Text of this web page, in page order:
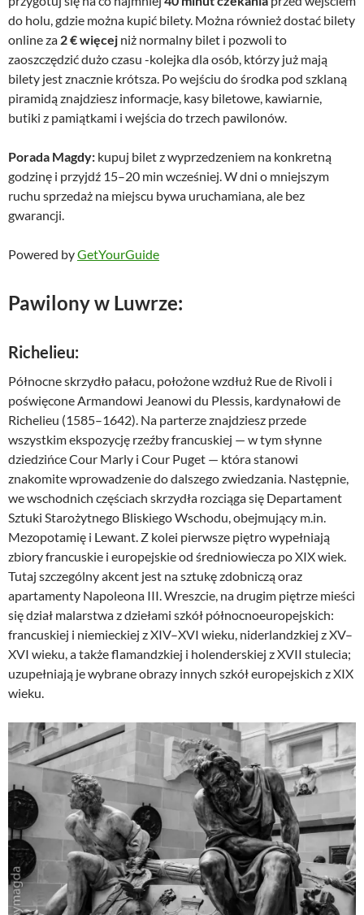
do holu, gdzie można kupić bilety. Można również dostać bilety
online za 2 € więcej niż normalny bilet i pozwoli to
zaoszczędzić dużo czasu -kolejka dla osób, którzy już mają
bilety jest znacznie krótsza. Po wejściu do środka pod szklaną
piramidą znajdziesz informacje, kasy biletowe, kawiarnie,
butiki z pamiątkami i wejścia do trzech pawilonów.
Porada Magdy: kupuj bilet z wyprzedzeniem na konkretną
godzinę i przyjdź 15–20 min wcześniej. W dni o mniejszym
ruchu sprzedaż na miejscu bywa uruchamiana, ale bez
gwarancji.
Powered byGetYourGuide
Pawilony w Luwrze:
Richelieu:
Północne skrzydło pałacu, położone wzdłuż Rue de Rivoli i
poświęcone Armandowi Jeanowi du Plessis, kardynałowi de
Richelieu (1585–1642). Na parterze znajdziesz przede
wszystkim ekspozycję rzeźby francuskiej — w tym słynne
dziedzińce Cour Marly i Cour Puget — która stanowi
znakomite wprowadzenie do dalszego zwiedzania. Następnie,
we wschodnich częściach skrzydła rozciąga się Departament
Sztuki Starożytnego Bliskiego Wschodu, obejmujący m.in.
Mezopotamię i Lewant. Z kolei pierwsze piętro wypełniają
zbiory francuskie i europejskie od średniowiecza po XIX wiek.
Tutaj szczególny akcent jest na sztukę zdobniczą oraz
apartamenty Napoleona III. Wreszcie, na drugim piętrze mieści
się dział malarstwa z dziełami szkół północnoeuropejskich:
francuskiej i niemieckiej z XIV–XVI wieku, niderlandzkiej z XV–
XVI wieku, a także flamandzkiej i holenderskiej z XVII stulecia;
uzupełniają je wybrane obrazy innych szkół europejskich z XIX
wieku.